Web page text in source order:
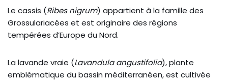
Le cassis (Ribes nigrum) appartient à la famille des
Grossulariacées et est originaire des régions
tempérées d’Europe du Nord.
La lavande vraie (Lavandula angustifolia), plante
emblématique du bassin méditerranéen, est cultivée